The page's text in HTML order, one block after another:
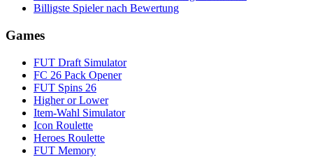
Billigste Spieler nach Bewertung
Games
FUT Draft Simulator
FC 26 Pack Opener
FUT Spins 26
Higher or Lower
Item-Wahl Simulator
Icon Roulette
Heroes Roulette
FUT Memory